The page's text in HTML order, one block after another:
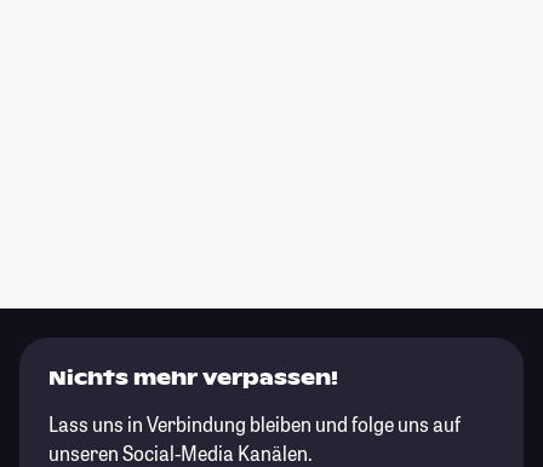
Nichts mehr verpassen!
Lass uns in Verbindung bleiben und folge uns auf
unseren Social-Media Kanälen.